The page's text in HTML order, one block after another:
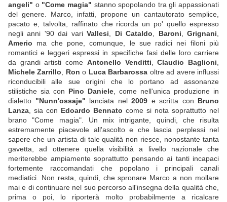
angeli" o "Come magia" stanno spopolando tra gli appassionati
del genere. Marco, infatti, propone un cantautorato semplice,
pacato e, talvolta, raffinato che ricorda un po' quello espresso
negli anni '90 dai variVallesi Di Cataldo Baroni ,Grignani
Amerio ma che pone, comunque, le sue radici nei filoni più
romantici e leggeri espressi in specifiche fasi delle loro carriere
da grandi artisti come Antonello Venditti ,Claudio Baglioni
Michele Zarrillo
Ron o Luca Barbarossa oltre ad avere influssi
riconducibili alle sue origini che lo portano ad assonanze
stilistiche sia con Pino Daniele , come nell'unica produzione in
dialetto "Nunn'ossaje" lanciata nel 2009 e scritta con Bruno
Lanza , sia con Edoardo Bennato come si nota soprattutto nel
brano "Come magia". Un mix intrigante, quindi, che risulta
estremamente piacevole all'ascolto e che lascia perplessi nel
sapere che un artista di tale qualità non riesce, nonostante tanta
gavetta, ad ottenere quella visibilità a livello nazionale che
meriterebbe ampiamente soprattutto pensando ai tanti incapaci
fortemente raccomandati che popolano i principali canali
mediatici. Non resta, quindi, che spronare Marco a non mollare
mai e di continuare nel suo percorso all'insegna della qualità che,
prima o poi, lo riporterà molto probabilmente a ricalcare